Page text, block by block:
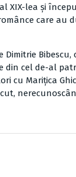
XIX-lea şi
care au
din cel de-al
cu Mariţica